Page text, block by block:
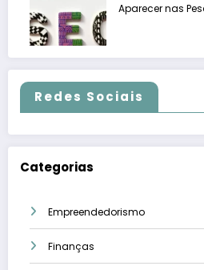
Aparecer nas
Redes Sociais
Categorias
Empreendedorismo
Finanças